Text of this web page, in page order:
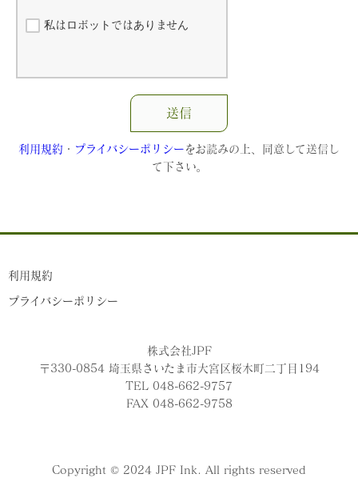
私はロボットではありません
送信
利用規約 ・ プライバシーポリシー をお読みの上、同意して送信し
て下さい。
利用規約
プライバシーポリシー
株式会社JPF
〒330-0854 埼玉県さいたま市大宮区桜木町二丁目194
TEL 048-662-9757
FAX 048-662-9758
Copyright © 2024 JPF Ink. All rights reserved